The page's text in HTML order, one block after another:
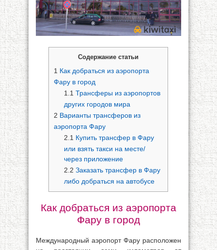
Содержание статьи
1 Как добраться из аэропорта
Фару в город
1.1 Трансферы из аэропортов
других городов мира
2 Варианты трансферов из
аэропорта Фару
2.1 Купить трансфер в Фару
или взять такси на месте/
через приложение
2.2 Заказать трансфер в Фару
либо добраться на автобусе
Как добраться из аэропорта
Фару в город
Международный аэропорт Фару расположен